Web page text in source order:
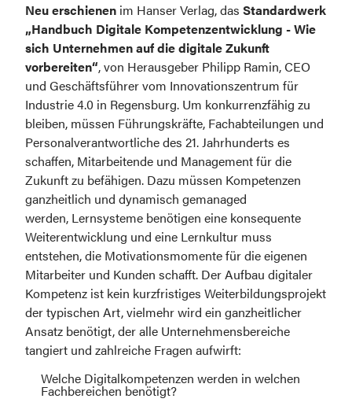
Neu erschienen im Hanser Verlag, das Standardwerk
„Handbuch Digitale Kompetenzentwicklung - Wie
sich Unternehmen auf die digitale Zukunft
vorbereiten“, von Herausgeber Philipp Ramin, CEO
und Geschäftsführer vom Innovationszentrum für
Industrie 4.0 in Regensburg. Um konkurrenzfähig zu
bleiben, müssen Führungskräfte, Fachabteilungen und
Personalverantwortliche des 21. Jahrhunderts es
schaffen, Mitarbeitende und Management für die
Zukunft zu befähigen. Dazu müssen Kompetenzen
ganzheitlich und dynamisch gemanaged
werden, Lernsysteme benötigen eine konsequente
Weiterentwicklung und eine Lernkultur muss
entstehen, die Motivationsmomente für die eigenen
Mitarbeiter und Kunden schafft. Der Aufbau digitaler
Kompetenz ist kein kurzfristiges Weiterbildungsprojekt
der typischen Art, vielmehr wird ein ganzheitlicher
Ansatz benötigt, der alle Unternehmensbereiche
tangiert und zahlreiche Fragen aufwirft:
Welche Digitalkompetenzen werden in welchen
Fachbereichen benötigt?